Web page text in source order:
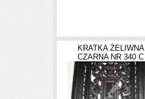
KRATKA ŻELIWNA
CZARNA NR 340 C